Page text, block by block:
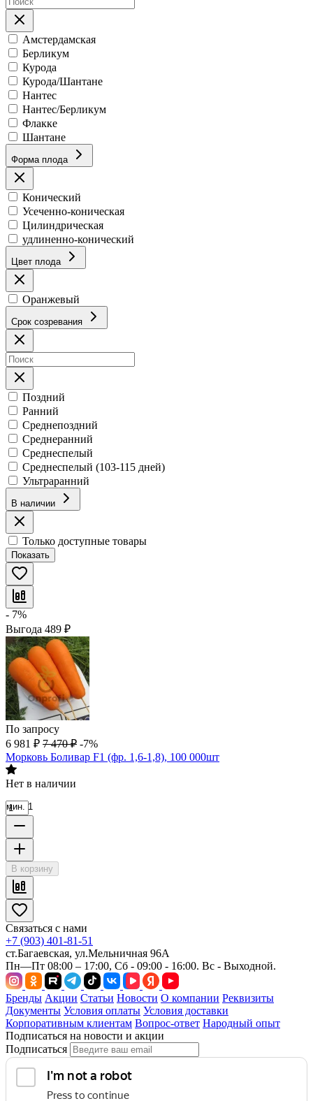
Амстердамская
Берликум
Курода
Курода/Шантане
Нантес
Нантес/Берликум
Флакке
Шантане
Форма плода
Конический
Усеченно-коническая
Цилиндрическая
удлиненно-конический
Цвет плода
Оранжевый
Срок созревания
Поздний
Ранний
Среднепоздний
Среднеранний
Среднеспелый
Среднеспелый (103-115 дней)
Ультраранний
В наличии
Только доступные товары
Показать
- 7%
Выгода 489 ₽
По запросу
6 981 ₽ 7 470 ₽ -7%
Морковь Боливар F1 (фр. 1,6-1,8), 100 000шт
Нет в наличии
мин. 1
В корзину
Связаться с нами
+7 (903) 401-81-51
ст.Багаевская, ул.Мельничная 96А
Пн—Пт 08:00 – 17:00, Сб - 09:00 - 16:00. Вс - Выходной.
Бренды Акции Статьи Новости О компании Реквизиты
Документы Условия оплаты Условия доставки
Корпоративным клиентам Вопрос-ответ Народный опыт
Подписаться на новости и акции
Подписаться